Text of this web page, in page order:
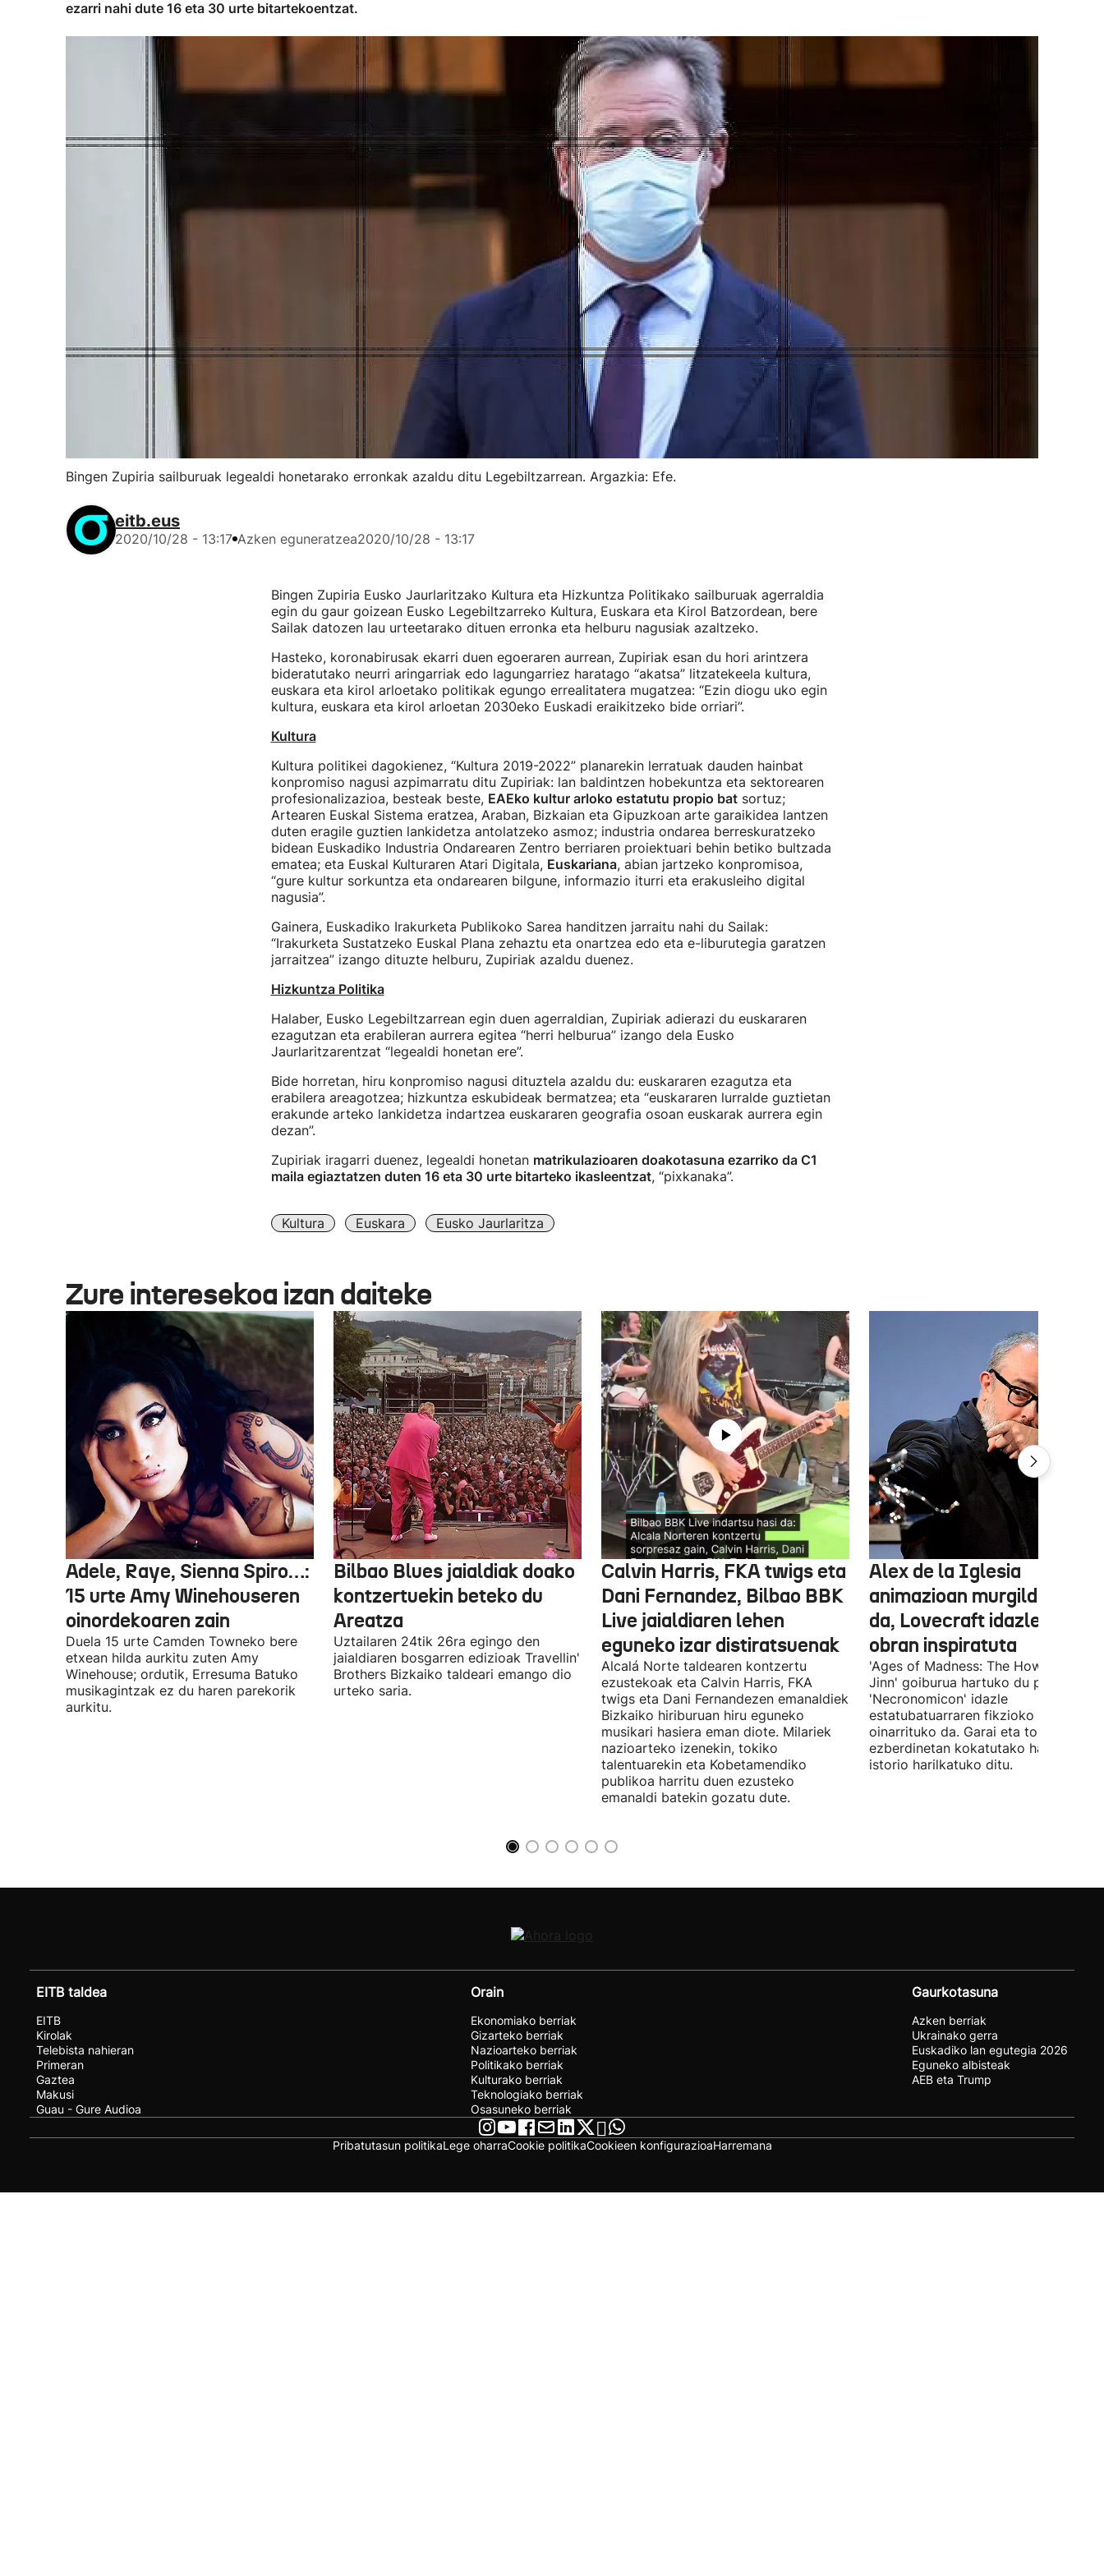
ezarri nahi dute 16 eta 30 urte bitartekoentzat.
Bingen Zupiria sailburuak legealdi honetarako erronkak azaldu ditu Legebiltzarrean. Argazkia: Efe.
eitb.eus
2020/10/28 - 13:17 Azken eguneratzea2020/10/28 - 13:17
Bingen Zupiria Eusko Jaurlaritzako Kultura eta Hizkuntza Politikako sailburuak agerraldia
egin du gaur goizean Eusko Legebiltzarreko Kultura, Euskara eta Kirol Batzordean, bere
Sailak datozen lau urteetarako dituen erronka eta helburu nagusiak azaltzeko.
Hasteko, koronabirusak ekarri duen egoeraren aurrean, Zupiriak esan du hori arintzera
bideratutako neurri aringarriak edo lagungarriez haratago “akatsa” litzatekeela kultura,
euskara eta kirol arloetako politikak egungo errealitatera mugatzea: “Ezin diogu uko egin
kultura, euskara eta kirol arloetan 2030eko Euskadi eraikitzeko bide orriari”.
Kultura
Kultura politikei dagokienez, “Kultura 2019-2022” planarekin lerratuak dauden hainbat
konpromiso nagusi azpimarratu ditu Zupiriak: lan baldintzen hobekuntza eta sektorearen
profesionalizazioa, besteak beste, EAEko kultur arloko estatutu propio batsortuz;
Artearen Euskal Sistema eratzea, Araban, Bizkaian eta Gipuzkoan arte garaikidea lantzen
duten eragile guztien lankidetza antolatzeko asmoz; industria ondarea berreskuratzeko
bidean Euskadiko Industria Ondarearen Zentro berriaren proiektuari behin betiko bultzada
ematea; eta Euskal Kulturaren Atari Digitala, Euskariana, abian jartzeko konpromisoa,
“gure kultur sorkuntza eta ondarearen bilgune, informazio iturri eta erakusleiho digital
nagusia”.
Gainera, Euskadiko Irakurketa Publikoko Sarea handitzen jarraitu nahi du Sailak:
“Irakurketa Sustatzeko Euskal Plana zehaztu eta onartzea edo eta e-liburutegia garatzen
jarraitzea” izango dituzte helburu, Zupiriak azaldu duenez.
Hizkuntza Politika
Halaber, Eusko Legebiltzarrean egin duen agerraldian, Zupiriak adierazi du euskararen
ezagutzan eta erabileran aurrera egitea “herri helburua” izango dela Eusko
Jaurlaritzarentzat “legealdi honetan ere”.
Bide horretan, hiru konpromiso nagusi dituztela azaldu du: euskararen ezagutza eta
erabilera areagotzea; hizkuntza eskubideak bermatzea; eta “euskararen lurralde guztietan
erakunde arteko lankidetza indartzea euskararen geografia osoan euskarak aurrera egin
dezan”.
Zupiriak iragarri duenez, legealdi honetan matrikulazioaren doakotasuna ezarriko da C1
maila egiaztatzen duten 16 eta 30 urte bitarteko ikasleentzat, “pixkanaka”.
Kultura Euskara Eusko Jaurlaritza
Zure interesekoa izan daiteke
Adele, Raye, Sienna Spiro…:
15 urte Amy Winehouseren
oinordekoaren zain
Duela 15 urte Camden Towneko bere
etxean hilda aurkitu zuten Amy
Winehouse; ordutik, Erresuma Batuko
musikagintzak ez du haren parekorik
aurkitu.
Bilbao Blues jaialdiak doako
kontzertuekin beteko du
Areatza
Uztailaren 24tik 26ra egingo den
jaialdiaren bosgarren edizioak Travellin'
Brothers Bizkaiko taldeari emango dio
urteko saria.
Calvin Harris, FKA twigs eta
Dani Fernandez, Bilbao BBK
Live jaialdiaren lehen
eguneko izar distiratsuenak
Alcalá Norte taldearen kontzertu
ezustekoak eta Calvin Harris, FKA
twigs eta Dani Fernandezen emanaldiek
Bizkaiko hiriburuan hiru eguneko
musikari hasiera eman diote. Milariek
nazioarteko izenekin, tokiko
talentuarekin eta Kobetamendiko
publikoa harritu duen ezusteko
emanaldi batekin gozatu dute.
Alex de la Iglesia
animazioan murgilduko
da, Lovecraft idazlearen
obran inspiratuta
'Ages of Madness: The Howling of
Jinn' goiburua hartuko du pelikulak,
'Necronomicon' idazle
estatubatuarraren fikzioko liburuan
oinarrituko da. Garai eta toki
ezberdinetan kokatutako hainbat
istorio harilkatuko ditu.
EITB taldea
EITB
Kirolak
Telebista nahieran
Primeran
Gaztea
Makusi
Guau - Gure Audioa
Orain
Ekonomiako berriak
Gizarteko berriak
Nazioarteko berriak
Politikako berriak
Kulturako berriak
Teknologiako berriak
Osasuneko berriak
Gaurkotasuna
Azken berriak
Ukrainako gerra
Euskadiko lan egutegia 2026
Eguneko albisteak
AEB eta Trump
Pribatutasun politikaLege oharraCookie politikaCookieen konfigurazioaHarremana